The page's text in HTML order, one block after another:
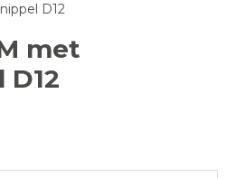
D12
met